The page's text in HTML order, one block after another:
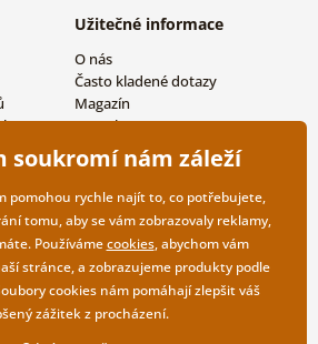
Užitečné informace
O nás
Často kladené dotazy
Magazín
Kontakty
Velkoobchodní spolupráce
soukromí nám záleží
pomohou rychle najít to, co potřebujete,
tomu, aby se vám zobrazovaly reklamy,
Používámecookies, abychom vám
stránce, a zobrazujeme produkty podle
cookies nám pomáhají zlepšit váš
zážitek z procházení.